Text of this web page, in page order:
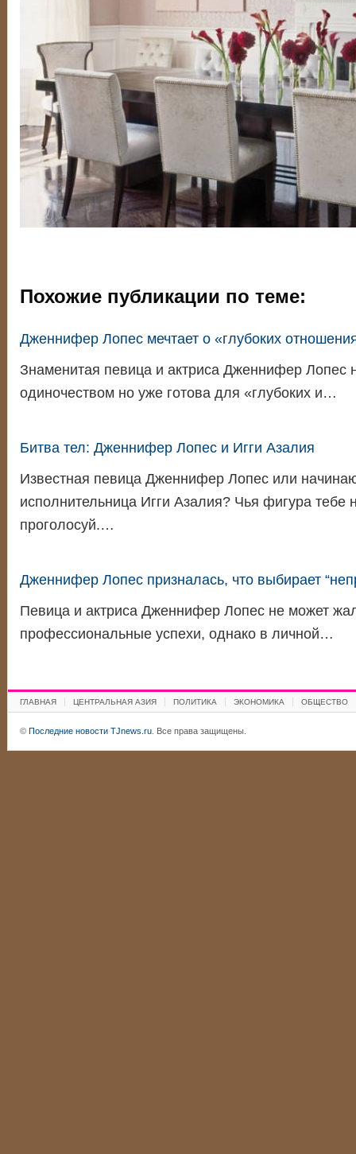
Похожие публикации по теме:
Дженнифер Лопес мечтает о «глубоких
Знаменитая певица и актриса Дженнифер Лопес
одиночеством но уже готова для «глубоких и…
Битва тел: Дженнифер Лопес и Игги Азалия
Известная певица Дженнифер Лопес или
исполнительница Игги Азалия? Чья фигура тебе
проголосуй.…
Дженнифер Лопес призналась, что выбирает
Певица и актриса Дженнифер Лопес не может
профессиональные успехи, однако в личной…
ГЛАВНАЯ ЦЕНТРАЛЬНАЯ АЗИЯ ПОЛИТИКА ЭКОНОМИКА ОБЩЕСТВО
© Последние новости TJnews.ru. Все права защищены.